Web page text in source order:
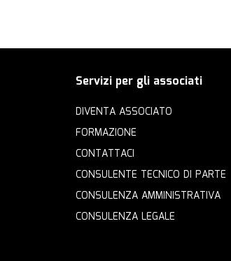
Servizi per gli associati
DIVENTA ASSOCIATO
FORMAZIONE
CONTATTACI
CONSULENTE TECNICO DI PARTE
CONSULENZA AMMINISTRATIVA
CONSULENZA LEGALE